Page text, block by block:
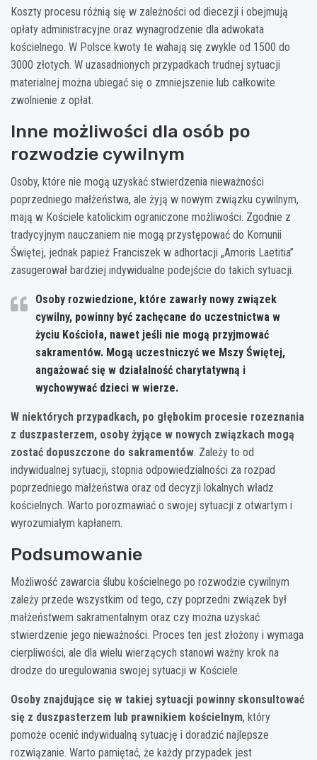
Koszty procesu różnią się w zależności od diecezji i obejmują
opłaty administracyjne oraz wynagrodzenie dla adwokata
kościelnego. W Polsce kwoty te wahają się zwykle od 1500 do
3000 złotych. W uzasadnionych przypadkach trudnej sytuacji
materialnej można ubiegać się o zmniejszenie lub całkowite
zwolnienie z opłat.
Inne możliwości dla osób po
rozwodzie cywilnym
Osoby, które nie mogą uzyskać stwierdzenia nieważności
poprzedniego małżeństwa, ale żyją w nowym związku cywilnym,
mają w Kościele katolickim ograniczone możliwości. Zgodnie z
tradycyjnym nauczaniem nie mogą przystępować do Komunii
Świętej, jednak papież Franciszek w adhortacji „Amoris Laetitia”
zasugerował bardziej indywidualne podejście do takich sytuacji.
Osoby rozwiedzione, które zawarły nowy związek
cywilny, powinny być zachęcane do uczestnictwa w
życiu Kościoła, nawet jeśli nie mogą przyjmować
sakramentów. Mogą uczestniczyć we Mszy Świętej,
angażować się w działalność charytatywną i
wychowywać dzieci w wierze.
W niektórych przypadkach, po głębokim procesie rozeznania
z duszpasterzem, osoby żyjące w nowych związkach mogą
zostać dopuszczone do sakramentów. Zależy to od
indywidualnej sytuacji, stopnia odpowiedzialności za rozpad
poprzedniego małżeństwa oraz od decyzji lokalnych władz
kościelnych. Warto porozmawiać o swojej sytuacji z otwartym i
wyrozumiałym kapłanem.
Podsumowanie
Możliwość zawarcia ślubu kościelnego po rozwodzie cywilnym
zależy przede wszystkim od tego, czy poprzedni związek był
małżeństwem sakramentalnym oraz czy można uzyskać
stwierdzenie jego nieważności. Proces ten jest złożony i wymaga
cierpliwości, ale dla wielu wierzących stanowi ważny krok na
drodze do uregulowania swojej sytuacji w Kościele.
Osoby znajdujące się w takiej sytuacji powinny skonsultować
się z duszpasterzem lub prawnikiem kościelnym, który
pomoże ocenić indywidualną sytuację i doradzić najlepsze
rozwiązanie. Warto pamiętać, że każdy przypadek jest